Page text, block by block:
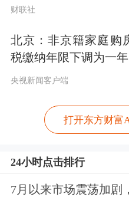
但散户卖出的特点
板块的持续抛压
净买入量在今年
今年4月以来有逐
从交易视角，葛
资金并未离开既有
芯、光、电之间来
财联社
北京：非京籍家庭购
税缴纳年限下调为一年
央视新闻客户端
打开东方财富
24小时点击排行
7月以来市场震荡加剧